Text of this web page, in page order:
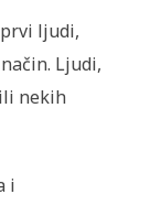
ljudi,
Ljudi,
nekih
i